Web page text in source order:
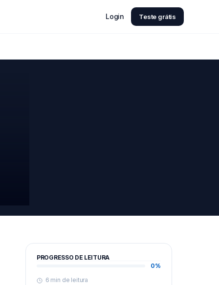
Login Teste grátis
PROGRESSO DE LEITURA
0%
6 min de leitura